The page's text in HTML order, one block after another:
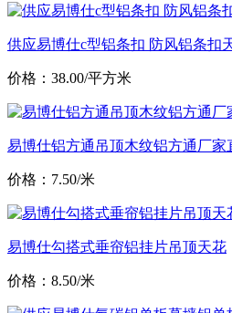
供应易博仕c型铝条扣 防风铝条扣
价格：38.00/平方米
易博仕铝方通吊顶木纹铝方通厂家
价格：7.50/米
易博仕勾搭式垂帘铝挂片吊顶天花
价格：8.50/米